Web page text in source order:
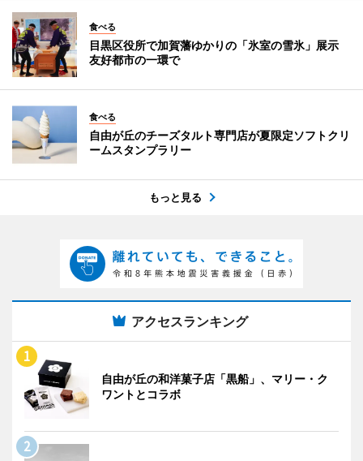
食べる
目黒区役所で加賀藩ゆかりの「氷室の雪氷」展示
友好都市の一環で
食べる
自由が丘のチーズタルト専門店が夏限定ソフトクリ
ームスタンプラリー
もっと見る
アクセスランキング
自由が丘の和洋菓子店「黒船」、マリー・ク
ワントとコラボ